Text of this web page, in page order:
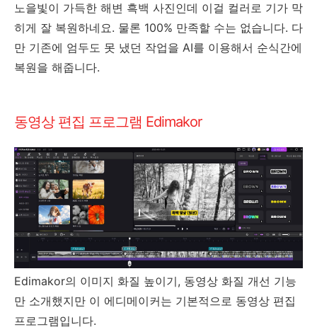
노을빛이 가득한 해변 흑백 사진인데 이걸 컬러로 기가 막
히게 잘 복원하네요. 물론 100% 만족할 수는 없습니다. 다
만 기존에 엄두도 못 냈던 작업을 AI를 이용해서 순식간에
복원을 해줍니다.
동영상 편집 프로그램 Edimakor
Edimakor의 이미지 화질 높이기, 동영상 화질 개선 기능
만 소개했지만 이 에디메이커는 기본적으로 동영상 편집
프로그램입니다.